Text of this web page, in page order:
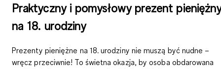
Praktyczny i pomysłowy prezent
na 18. urodziny
Prezenty pieniężne na 18. urodziny nie muszą być nudne –
wręcz przeciwnie! To świetna okazja, by osoba obdarowana